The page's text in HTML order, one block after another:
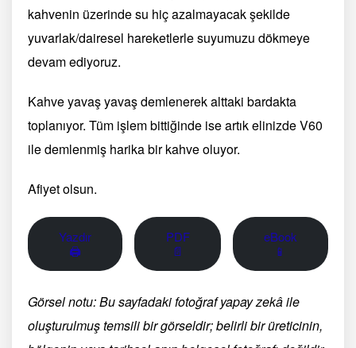
kahvenin üzerinde su hiç azalmayacak şekilde
yuvarlak/dairesel hareketlerle suyumuzu dökmeye
devam ediyoruz.
Kahve yavaş yavaş demlenerek alttaki bardakta
toplanıyor. Tüm işlem bittiğinde ise artık elinizde V60
ile demlenmiş harika bir kahve oluyor.
Afiyet olsun.
Yazdır
🖨
PDF
📄
eBook
📱
Görsel notu: Bu sayfadaki fotoğraf yapay zekâ ile
oluşturulmuş temsili bir görseldir; belirli bir üreticinin,